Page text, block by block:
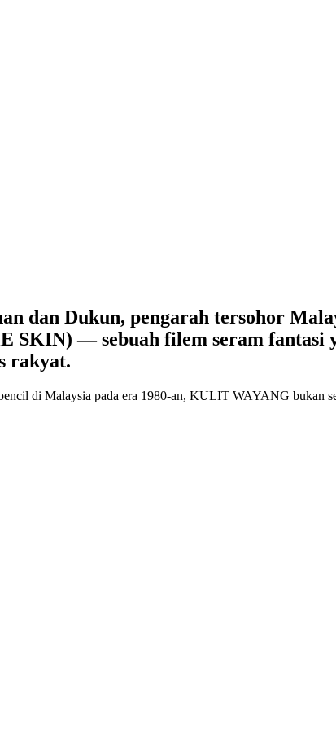
dan Dukun, pengarah tersohor
— sebuah filem seram fantasi
rakyat.
di Malaysia pada era 1980-an, KULIT WAYANG bukan